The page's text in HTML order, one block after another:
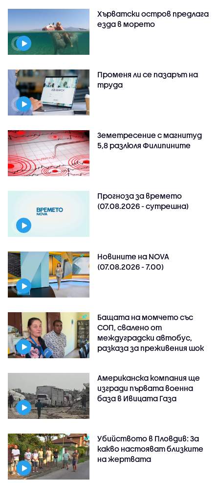
Хърватски остров предлага
езда в морето
Променя ли се пазарът на
труда
Земетресение с магнитуд
5,8 разлюля Филипините
Прогноза за времето
(07.08.2026 - сутрешна)
Новините на NOVA
(07.08.2026 - 7.00)
Бащата на момчето със
СОП, свалено от
междуградски автобус,
разказа за преживения шок
Американска компания ще
изгради първата военна
база в Ивицата Газа
Убийството в Пловдив: За
какво настояват близките
на жертвата